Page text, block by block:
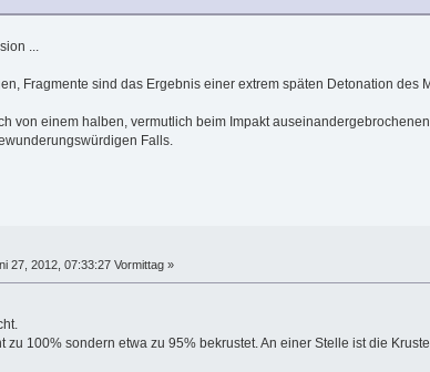
...
Fragmente sind das Ergebnis einer extrem späten Detonation
von einem halben, vermutlich beim Impakt
Falls.
27, 2012, 07:33:27 Vormittag »
zu 100% sondern etwa zu 95% bekrustet. An einer Stelle ist die